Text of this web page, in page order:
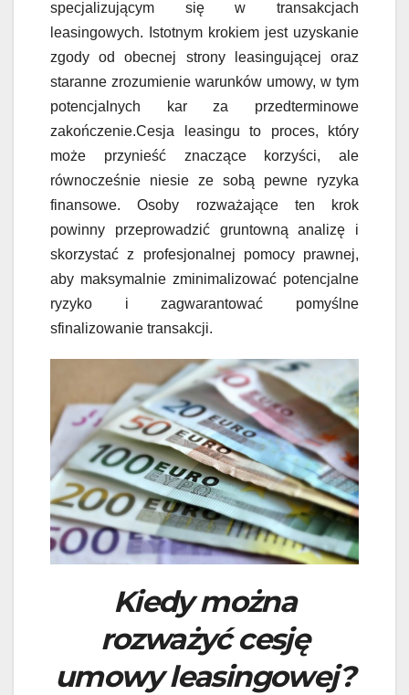
specjalizującym się w transakcjach
leasingowych. Istotnym krokiem jest uzyskanie
zgody od obecnej strony leasingującej oraz
staranne zrozumienie warunków umowy, w tym
potencjalnych kar za przedterminowe
zakończenie.Cesja leasingu to proces, który
może przynieść znaczące korzyści, ale
równocześnie niesie ze sobą pewne ryzyka
finansowe. Osoby rozważające ten krok
powinny przeprowadzić gruntowną analizę i
skorzystać z profesjonalnej pomocy prawnej,
aby maksymalnie zminimalizować potencjalne
ryzyko i zagwarantować pomyślne
sfinalizowanie transakcji.
Kiedy można
rozważyć cesję
umowy leasingowej?